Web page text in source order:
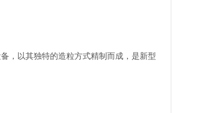
，以其独特的造粒方式精制而成，是新型